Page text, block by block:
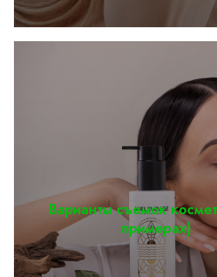
Варианты съемок
примерах)